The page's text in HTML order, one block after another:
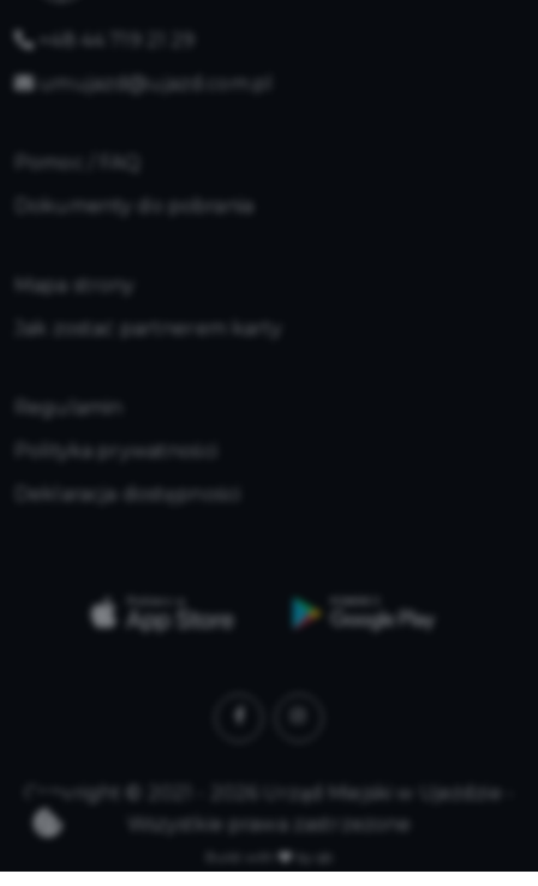
+48 44 719 21 29
umujazd@ujazd.com.pl
Dokumenty do pobrania
Mapa strony
Jak zostać partnerem karty
Regulamin
Polityka prywatności
Deklaracja dostępności
Copyright © 2021 - 2026 Urząd Miejski w Ujeździe -
Wszystkie prawa zastrzeżone